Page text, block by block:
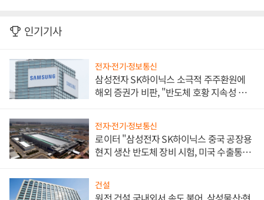
인기기사
전자·전기·정보통신
삼성전자 SK하이닉스 소극적 주주환원에
해외 증권가 비판, "반도체 호황 지속성 의
전자·전기·정보통신
로이터 "삼성전자 SK하이닉스 중국 공장용
현지 생산 반도체 장비 시험, 미국 수출통제
건설